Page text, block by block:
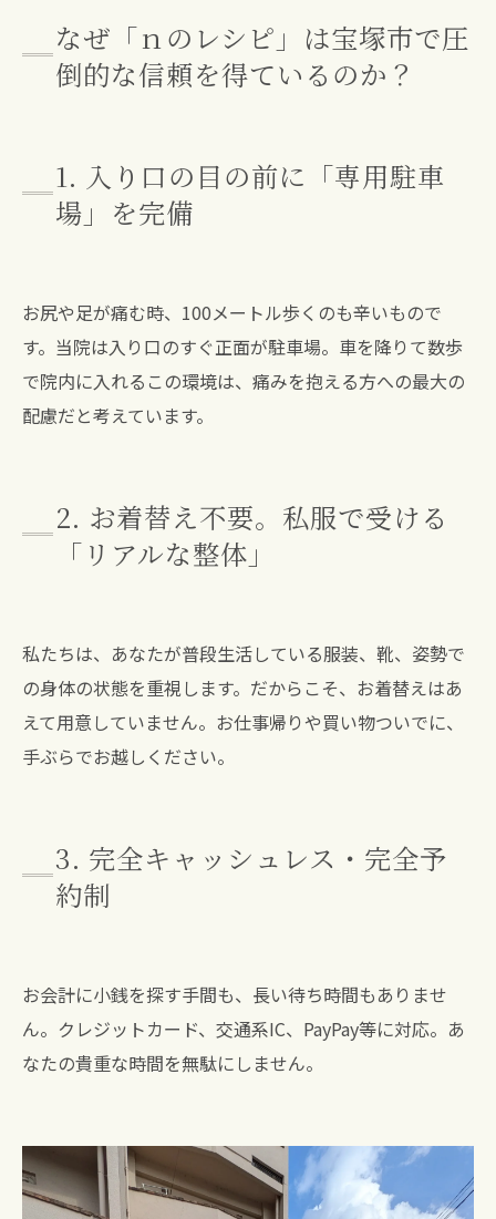
なぜ「ｎのレシピ」は宝塚市で圧
倒的な信頼を得ているのか？
1. 入り口の目の前に「専用駐車
場」を完備
お尻や足が痛む時、100メートル歩くのも辛いもので
す。当院は入り口のすぐ正面が駐車場。車を降りて数歩
で院内に入れるこの環境は、痛みを抱える方への最大の
配慮だと考えています。
2. お着替え不要。私服で受ける
「リアルな整体」
私たちは、あなたが普段生活している服装、靴、姿勢で
の身体の状態を重視します。だからこそ、お着替えはあ
えて用意していません。お仕事帰りや買い物ついでに、
手ぶらでお越しください。
3. 完全キャッシュレス・完全予
約制
お会計に小銭を探す手間も、長い待ち時間もありませ
ん。クレジットカード、交通系IC、PayPay等に対応。あ
なたの貴重な時間を無駄にしません。